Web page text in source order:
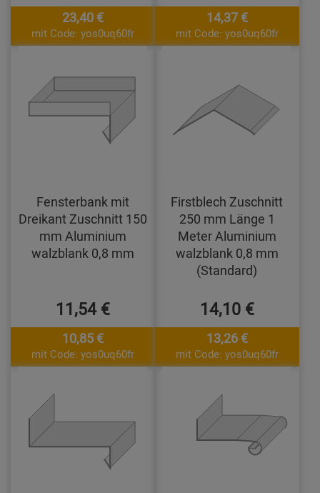
23,40 €
mit Code: yos0uq60fr
14,37 €
mit Code: yos0uq60fr
Fensterbank mit
Dreikant Zuschnitt 150
mm Aluminium
walzblank 0,8 mm
11,54 €
10,85 €
mit Code: yos0uq60fr
Firstblech Zuschnitt
250 mm Länge 1
Meter Aluminium
walzblank 0,8 mm
(Standard)
14,10 €
13,26 €
mit Code: yos0uq60fr